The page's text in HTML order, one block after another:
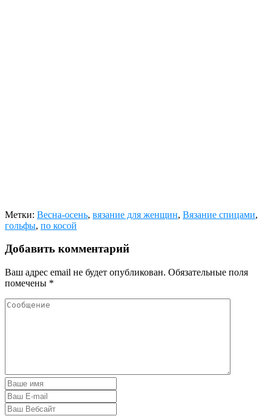
Метки: Весна-осень, вязание для женщин, Вязание спицами,
гольфы, по косой
Добавить комментарий
Ваш адрес email не будет опубликован. Обязательные поля
помечены *